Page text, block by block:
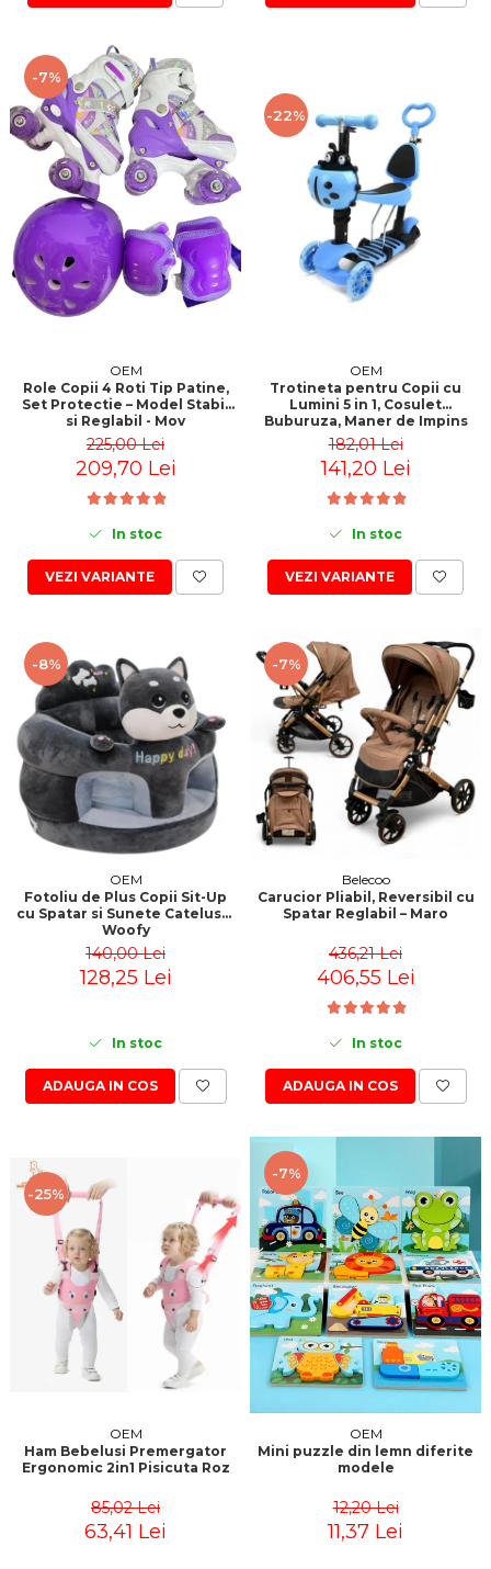
-7%
OEM
Role Copii 4 Roti Tip Patine,
Set Protectie – Model Stabil
si Reglabil - Mov
225,00 Lei
209,70 Lei
In stoc
VEZI VARIANTE
-22%
OEM
Trotineta pentru Copii cu
Lumini 5 in 1, Cosulet
Buburuza, Maner de Impins
fara Pedale
182,01 Lei
141,20 Lei
In stoc
VEZI VARIANTE
-8%
OEM
Fotoliu de Plus Copii Sit-Up
cu Spatar si Sunete Catelusul
Woofy
140,00 Lei
128,25 Lei
In stoc
ADAUGA IN COS
-7%
Belecoo
Carucior Pliabil, Reversibil cu
Spatar Reglabil – Maro
436,21 Lei
406,55 Lei
In stoc
ADAUGA IN COS
-25%
OEM
Ham Bebelusi Premergator
Ergonomic 2in1 Pisicuta Roz
85,02 Lei
63,41 Lei
-7%
OEM
Mini puzzle din lemn diferite
modele
12,20 Lei
11,37 Lei